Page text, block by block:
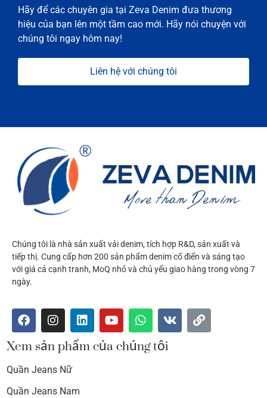
Hãy để các chuyên gia tại Zeva Denim đưa thương
hiệu của bạn lên một tầm cao mới. Hãy nói chuyện với
chúng tôi ngay hôm nay!
Liên hệ với chúng tôi
Chúng tôi là nhà sản xuất vải denim, tích hợp R&D, sản xuất và
tiếp thị. Cung cấp hơn 200 sản phẩm denim cổ điển và sáng tạo
với giá cả cạnh tranh, MoQ nhỏ và chủ yếu giao hàng trong vòng 7
ngày.
Xem sản phẩm của chúng tôi
Quần Jeans Nữ
Quần Jeans Nam